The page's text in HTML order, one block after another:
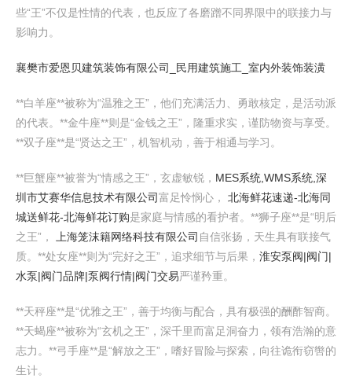
些“王”不仅是性情的代表，也反应了各磨蹭不同界限中的联接力与
影响力。
襄樊市爱恩贝建筑装饰有限公司_民用建筑施工_室内外装饰装潢
**白羊座**被称为“温雅之王”，他们充满活力、勇敢核定，是活动派
的代表。**金牛座**则是“金钱之王”，隆重求实，谨防物资与享受。
**双子座**是“贤达之王”，机智机动，善于相通与学习。
**巨蟹座**被誉为“情感之王”，玄虚敏锐， MES系统,WMS系统,深
圳市艾赛华信息技术有限公司富足怜悯心， 北海鲜花速递-北海同
城送鲜花-北海鲜花订购是家庭与情感的看护者。**狮子座**是“明后
之王”，
上海笼沫籍网络科技有限公司 自信张扬，天生具有联接气
质。**处女座**则为“完好之王”，追求细节与后果， 淮安泵阀|阀门|
水泵|阀门品牌|泵阀行情|阀门交易严谨矜重。
**天秤座**是“优雅之王”，善于均衡与配合，具有极强的酬酢智商。
**天蝎座**被称为“玄机之王”，深千里而富足洞奋力，领有浩瀚的意
志力。**弓手座**是“解放之王”，嗜好冒险与探索，向往诡衔窃辔的
生计。